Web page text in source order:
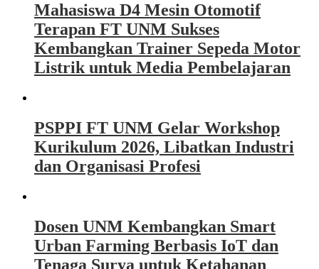
Mahasiswa D4 Mesin Otomotif
Terapan FT UNM Sukses
Kembangkan Trainer Sepeda Motor
Listrik untuk Media Pembelajaran
PSPPI FT UNM Gelar Workshop
Kurikulum 2026, Libatkan Industri
dan Organisasi Profesi
Dosen UNM Kembangkan Smart
Urban Farming Berbasis IoT dan
Tenaga Surya untuk Ketahanan